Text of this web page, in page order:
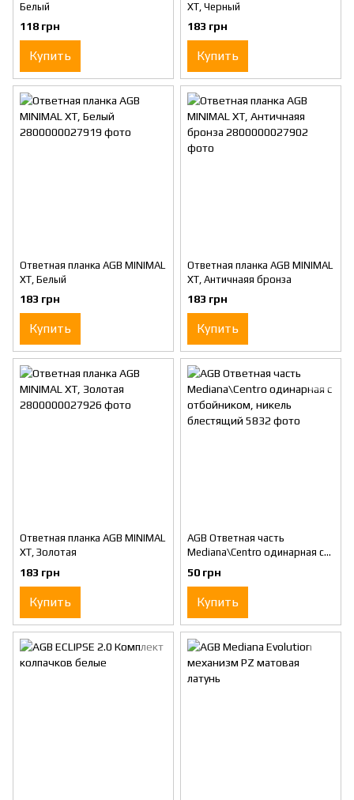
Белый
118 грн
Купить
XT, Черный
183 грн
Купить
Ответная планка AGB MINIMAL
XT, Белый
183 грн
Купить
Ответная планка AGB MINIMAL
XT, Античнаяя бронза
183 грн
Купить
Ответная планка AGB MINIMAL
XT, Золотая
183 грн
Купить
AGB Ответная часть
Mediana\Centro одинарная с
отбойником, никель
блестящий
50 грн
Купить